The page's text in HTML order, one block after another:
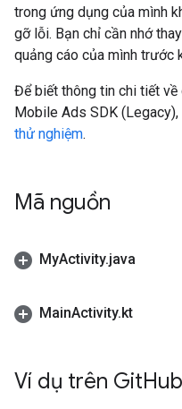
trong ứng dụng của mình
gỡ lỗi. Bạn chỉ cần nhớ
quảng cáo của mình trước
Để biết thông tin chi tiết
Mobile Ads SDK (Legacy)
thử nghiệm.
Mã nguồn
MyActivity.java
MainActivity.kt
Ví dụ trên GitHub